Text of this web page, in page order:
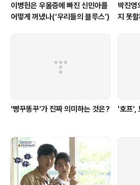
이병헌은 우울증에 빠진 신민아를
어떻게 꺼냈나(‘우리들의 블루스’)
박진영
지 못
'빵꾸똥꾸'가 진짜 의미하는 것은? '호프',